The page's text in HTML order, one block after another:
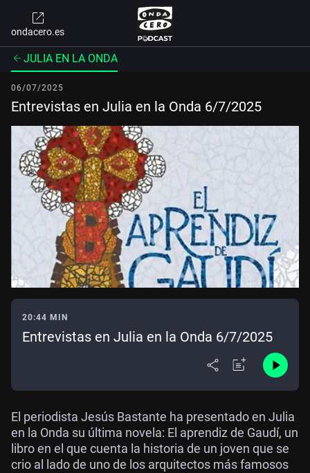
ondacero.es
JULIA EN LA ONDA
06/07/2025
Entrevistas en Julia en la Onda 6/7/2025
20:44 MIN
Entrevistas en Julia en la Onda 6/7/2025
El periodista Jesús Bastante ha presentado en Julia
en la Onda su última novela: El aprendiz de Gaudí, un
libro en el que cuenta la historia de un joven que se
crio al lado de uno de los arquitectos más famosos